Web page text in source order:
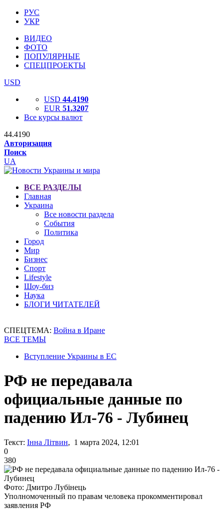
РУС
УКР
ВИДЕО
ФОТО
ПОПУЛЯРНЫЕ
СПЕЦПРОЕКТЫ
USD
USD 44.4190
EUR 51.3207
Все курсы валют
44.4190
Авторизация
Поиск
UA
ВСЕ РАЗДЕЛЫ
Главная
Украина
Все новости раздела
События
Политика
Город
Мир
Бизнес
Спорт
Lifestyle
Шоу-биз
Наука
БЛОГИ ЧИТАТЕЛЕЙ
СПЕЦТЕМА: Война в Иране
ВСЕ ТЕМЫ
Вступление Украины в ЕС
РФ не передавала
официальные данные по
падению Ил-76 - Лубинец
Текст: Інна Літвин, 1 марта 2024, 12:01
0
380
Фото: Дмитро Лубінець
Уполномоченный по правам человека прокомментировал
заявления РФ